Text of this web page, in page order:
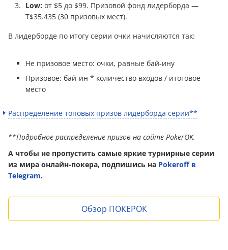
Low: от $5 до $99. Призовой фонд лидерборда —
Т$35.435 (30 призовых мест).
В лидерборде по итогу серии очки начисляются так:
Не призовое место: очки, равные бай-ину
Призовое: бай-ин * количество входов / итоговое
место
Распределение топовых призов лидерборда серии**
**Подробное распределение призов на сайте PokerOK.
А чтобы не пропустить самые яркие турнирные серии
из мира онлайн-покера, подпишись на Pokeroff в
Telegram.
Обзор ПОКЕРОК